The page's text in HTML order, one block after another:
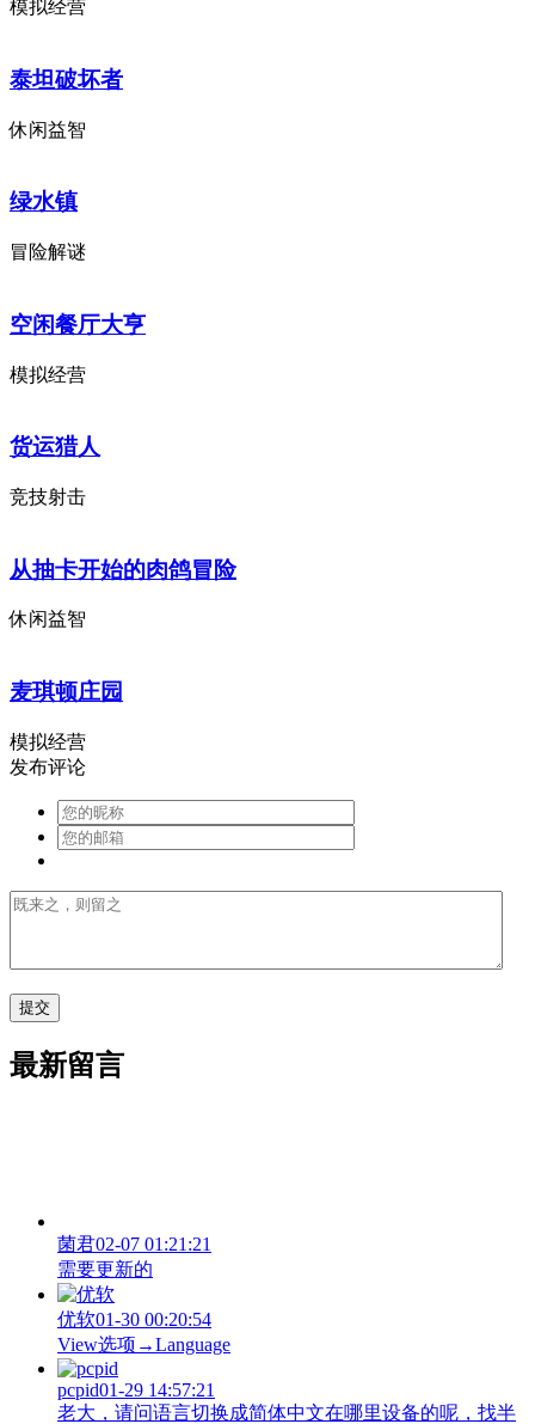
模拟经营
泰坦破坏者
休闲益智
绿水镇
冒险解谜
空闲餐厅大亨
模拟经营
货运猎人
竞技射击
从抽卡开始的肉鸽冒险
休闲益智
麦琪顿庄园
模拟经营
发布评论
最新留言
菌君02-07 01:21:21
需要更新的
优软01-30 00:20:54
View‌选项→Language
pcpid01-29 14:57:21
老大，请问语言切换成简体中文在哪里设备的呢，找半